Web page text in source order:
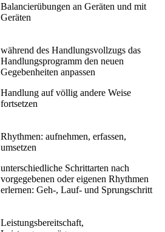
Balancierübungen an Geräten und mit
Geräten
während des Handlungsvollzugs das
Handlungsprogramm den neuen
Gegebenheiten anpassen
Handlung auf völlig andere Weise
fortsetzen
Rhythmen: aufnehmen, erfassen,
umsetzen
unterschiedliche Schrittarten nach
vorgegebenen oder eigenen Rhythmen
erlernen: Geh-, Lauf- und Sprungschritt
Leistungsbereitschaft,